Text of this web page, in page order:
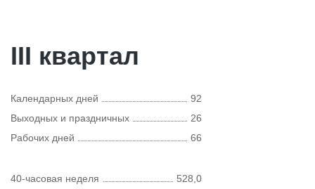
III квартал
Календарных дней
92
Выходных и праздничных
26
Рабочих дней
66
40-часовая неделя 528,0